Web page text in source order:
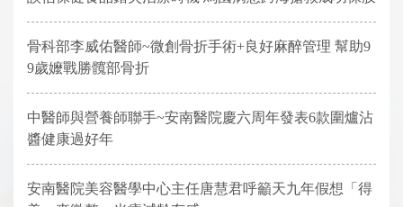
骨科部李威佑醫師~微創骨折手術+良好麻醉管理 幫助9
9歲嬤戰勝髖部骨折
中醫師與營養師聯手~安南醫院慶六周年發表6款圍爐沾
醬健康過好年
安南醫院美容醫學中心主任唐慧君呼籲天九年假想「得